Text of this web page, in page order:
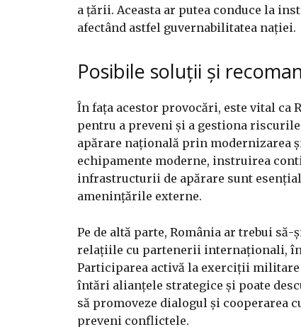
a țării. Aceasta ar putea conduce la
afectând astfel guvernabilitatea nației.
Posibile soluții și
În fața acestor provocări, este vital ca
pentru a preveni și a gestiona
apărare națională prin modernizarea
echipamente moderne, instruirea
infrastructurii de apărare sunt
amenințările externe.
Pe de altă parte, România ar trebui
relațiile cu partenerii internaționali,
Participarea activă la exerciții
întări alianțele strategice și poate
să promoveze dialogul și cooperarea
preveni conflictele.